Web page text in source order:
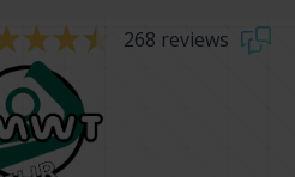
268 reviews